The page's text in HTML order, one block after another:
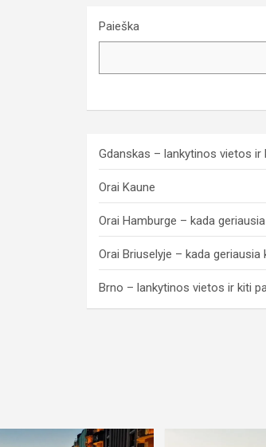
Paieška
Gdanskas – lankytinos vietos ir
Orai Kaune
Orai Hamburge – kada
Orai Briuselyje – kada geriausia
Brno – lankytinos vietos ir kiti